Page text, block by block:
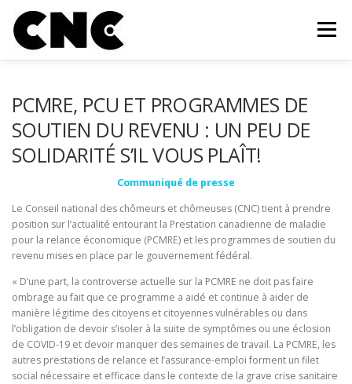
Menu
CAMPAGNE ET MOBILISATION ACTUALITÉS
INFOLETTRE FAIRE UN DON CONTACT
PCMRE, PCU ET PROGRAMMES DE
SOUTIEN DU REVENU : UN PEU DE
SOLIDARITÉ S’IL VOUS PLAÎT!
Communiqué de presse
Le Conseil national des chômeurs et chômeuses (CNC) tient à prendre
position sur l’actualité entourant la Prestation canadienne de maladie
pour la relance économique (PCMRE) et les programmes de soutien du
revenu mises en place par le gouvernement fédéral.
« D’une part, la controverse actuelle sur la PCMRE ne doit pas faire
ombrage au fait que ce programme a aidé et continue à aider de
manière légitime des citoyens et citoyennes vulnérables ou dans
l’obligation de devoir s’isoler à la suite de symptômes ou une éclosion
de COVID-19 et devoir manquer des semaines de travail. La PCMRE, les
autres prestations de relance et l’assurance-emploi forment un filet
social nécessaire et efficace dans le contexte de la grave crise sanitaire